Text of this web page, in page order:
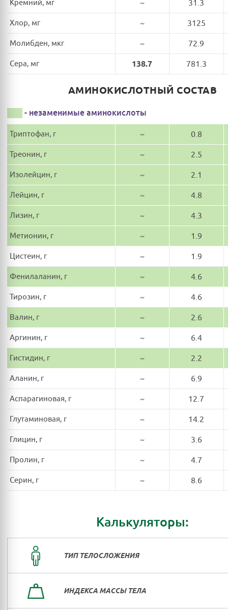
Кремний, мг ~ 31.3
Хлор, мг ~ 3125
Молибден, мкг ~ 72.9
Сера, мг 138.7 781.3
АМИНОКИСЛОТНЫЙ СОСТАВ
- незаменимые аминокислоты
Триптофан, г ~ 0.8
Треонин, г ~ 2.5
Изолейцин, г ~ 2.1
Лейцин, г ~ 4.8
Лизин, г ~ 4.3
Метионин, г ~ 1.9
Цистеин, г ~ 1.9
Фенилаланин, г ~ 4.6
Тирозин, г ~ 4.6
Валин, г ~ 2.6
Аргинин, г ~ 6.4
Гистидин, г ~ 2.2
Аланин, г ~ 6.9
Аспарагиновая, г ~ 12.7
Глутаминовая, г ~ 14.2
Глицин, г ~ 3.6
Пролин, г ~ 4.7
Серин, г ~ 8.6
Калькуляторы:
ТИП ТЕЛОСЛОЖЕНИЯ
ИНДЕКСА МАССЫ ТЕЛА